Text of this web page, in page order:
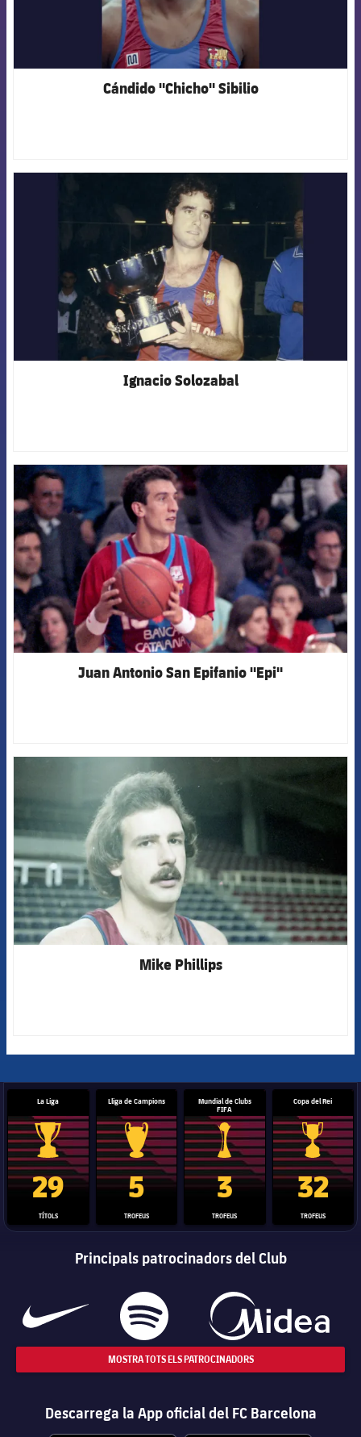
Cándido "Chicho" Sibilio
FCB Barcelona badge
Ignacio Solozabal
FCB Barcelona badge
Juan Antonio San Epifanio "Epi"
FCB Barcelona badge
Mike Phillips
La Liga
Trofeu de la Liga
29
TÍTOLS
Lliga de Campions
Trofeu de la Lliga de Campions
5
TROFEUS
Mundial de Clubs
FIFA
Trofeu del Mundial de Clubs
3
TROFEUS
Copa del Rei
Copa del
32
TROFEUS
Principals patrocinadors del Club
MOSTRA TOTS ELS PATROCINADORS
Descarrega la App oficial del FC Barcelona